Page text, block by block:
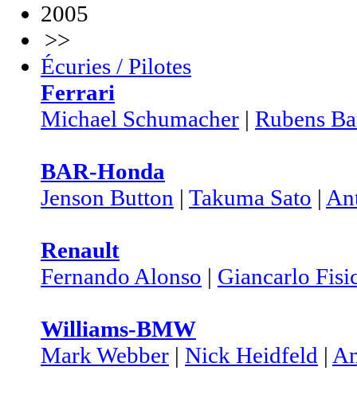
2005
>>
Écuries / Pilotes
Ferrari
Michael Schumacher | Rubens
BAR-Honda
Jenson Button | Takuma Sato |
Renault
Fernando Alonso | Giancarlo
Williams-BMW
Mark Webber | Nick Heidfeld |